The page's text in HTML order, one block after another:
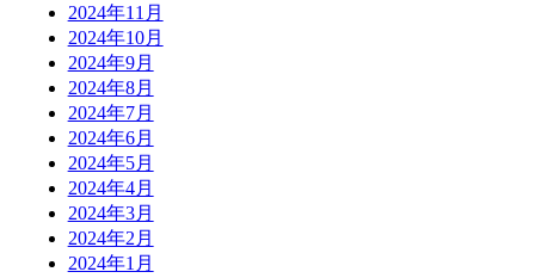
2024年11月
2024年10月
2024年9月
2024年8月
2024年7月
2024年6月
2024年5月
2024年4月
2024年3月
2024年2月
2024年1月